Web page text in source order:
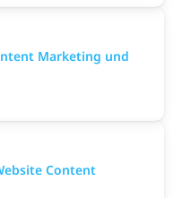
Marketing und
Content